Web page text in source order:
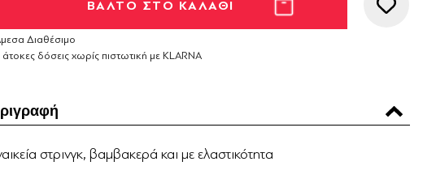
Διαθέσιμο
άτοκες δόσεις χωρίς πιστωτική με KLARNA
στρινγκ, βαμβακερά και με ελαστικότητα